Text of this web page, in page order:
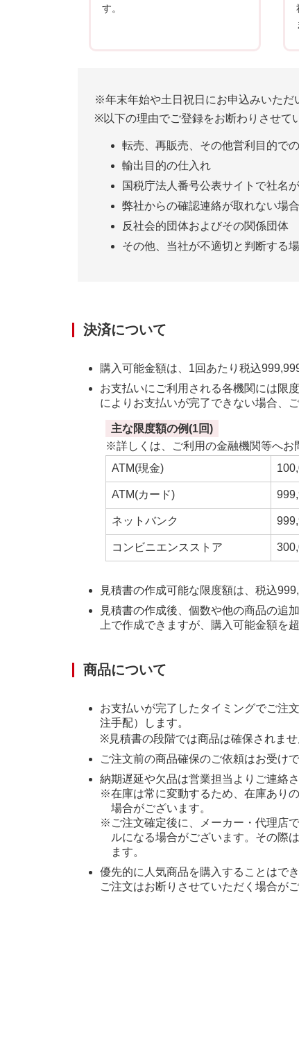
す。
※年末年始や土日祝日にお申込みいただ
※以下の理由でご登録をお断わりさせて
転売、再販売、その他営利目的で
輸出目的の仕入れ
国税庁法人番号公表サイトで社名
弊社からの確認連絡が取れない場合
反社会的団体およびその関係団体
その他、当社が不適切と判断する
決済について
購入可能金額は、1回あたり税込
お支払いにご利用される各機関には限
によりお支払いが完了できない場合、
主な限度額の例(1回)
※詳しくは、ご利用の金融機関等へお
ATM(現金)
ATM(カード)
ネットバンク
コンビニエンスストア
見積書の作成可能な限度額は、税込
見積書の作成後、個数や他の商品の追
上で作成できますが、購入可能金額を
商品について
お支払いが完了したタイミングでご注
注手配）します。
※見積書の段階では商品は確保されませ
ご注文前の商品確保のご依頼はお受けで
納期遅延や欠品は営業担当よりご連絡
※在庫は常に変動するため、在庫あり
場合がございます。
※ご注文確定後に、メーカー・代理店
ルになる場合がございます。その際
ます。
優先的に人気商品を購入することはで
ご注文はお断りさせていただく場合がご